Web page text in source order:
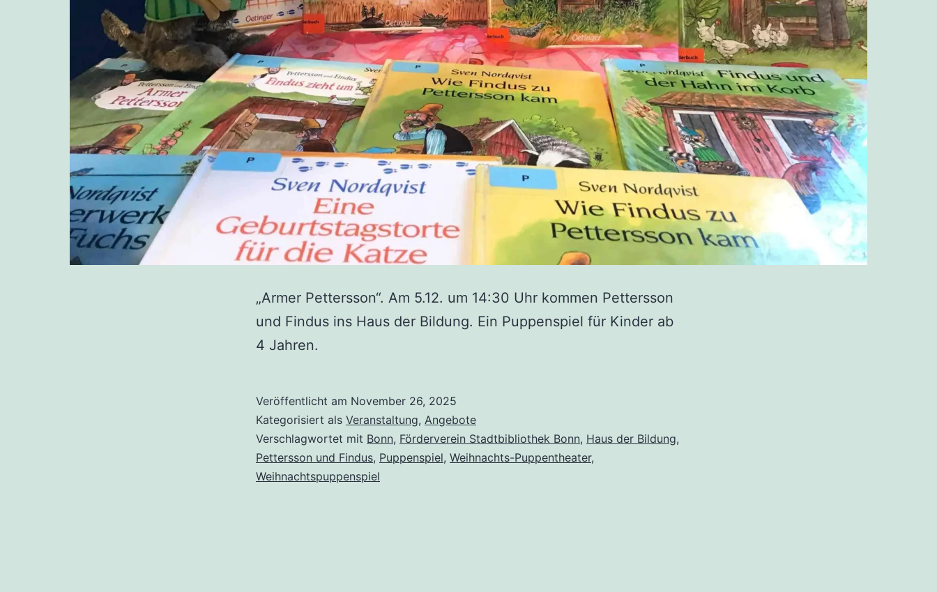
„Armer Pettersson“. Am 5.12. um 14:30 Uhr kommen Pettersson
und Findus ins Haus der Bildung. Ein Puppenspiel für Kinder ab
4 Jahren.
Veröffentlicht am November 26, 2025
Kategorisiert als Veranstaltung, Angebote
Verschlagwortet mit Bonn, Förderverein Stadtbibliothek Bonn, Haus der Bildung,
Pettersson und Findus, Puppenspiel, Weihnachts-Puppentheater,
Weihnachtspuppenspiel